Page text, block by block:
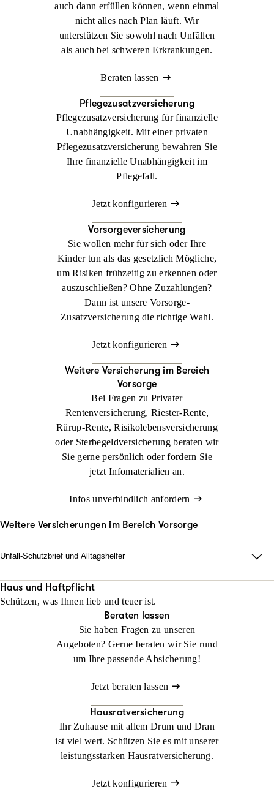
auch dann erfüllen können, wenn einmal
nicht alles nach Plan läuft. Wir
unterstützen Sie sowohl nach Unfällen
als auch bei schweren Erkrankungen.
Beraten lassen
Pflegezusatzversicherung
Pflegezusatzversicherung für finanzielle
Unabhängigkeit. Mit einer privaten
Pflegezusatzversicherung bewahren Sie
Ihre finanzielle Unabhängigkeit im
Pflegefall.
Jetzt konfigurieren
Vorsorgeversicherung
Sie wollen mehr für sich oder Ihre
Kinder tun als das gesetzlich Mögliche,
um Risiken frühzeitig zu erkennen oder
auszuschließen? Ohne Zuzahlungen?
Dann ist unsere Vorsorge-
Zusatzversicherung die richtige Wahl.
Jetzt konfigurieren
Weitere Versicherung im Bereich
Vorsorge
Bei Fragen zu Privater
Rentenversicherung, Riester-Rente,
Rürup-Rente, Risikolebensversicherung
oder Sterbegeldversicherung beraten wir
Sie gerne persönlich oder fordern Sie
jetzt Infomaterialien an.
Infos unverbindlich anfordern
Weitere Versicherungen im Bereich Vorsorge
Unfall-Schutzbrief und Alltagshelfer
Ihr Alltag nach einem Unfall innerhalb von 48 Stunden neu
organisiert ist.
Jetzt konfigurieren Jetzt beraten lassen
Haus und Haftpflicht
Schützen, was Ihnen lieb und teuer ist.
Beraten lassen
Sie haben Fragen zu unseren
Angeboten? Gerne beraten wir Sie rund
um Ihre passende Absicherung!
Jetzt beraten lassen
Hausratversicherung
Ihr Zuhause mit allem Drum und Dran
ist viel wert. Schützen Sie es mit unserer
leistungsstarken Hausratversicherung.
Jetzt konfigurieren